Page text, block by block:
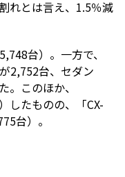
れとは言え、1.5％減
台）。一方で、
2,752台、セダン
。このほか、
したものの、「CX-
台）。